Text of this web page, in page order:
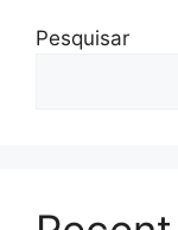
Pesquisar